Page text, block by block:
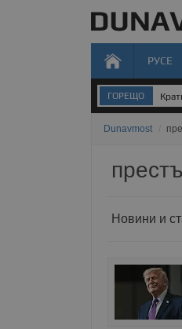
РУСЕ
ГОРЕЩО
Dunavmost
Новини и